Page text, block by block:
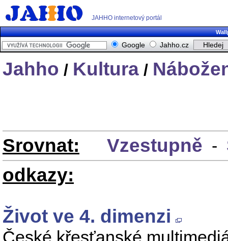
JAHHO internetový portál
Google Jahho.cz
Jahho / Kultura /
Srovnat: Vzestupně -
odkazy:
Život ve 4. dimenzi